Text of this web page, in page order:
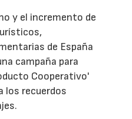
y el incremento de
de España
campaña para
Cooperativo'
los recuerdos